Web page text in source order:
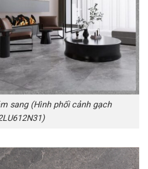
sang (Hình phối cảnh gạch